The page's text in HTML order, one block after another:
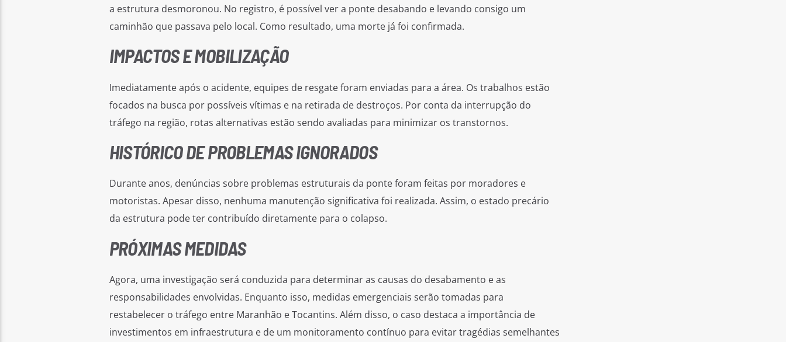
a estrutura desmoronou. No registro, é possível ver a ponte desabando e levando consigo um
caminhão que passava pelo local. Como resultado, uma morte já foi confirmada.
IMPACTOS E MOBILIZAÇÃO
Imediatamente após o acidente, equipes de resgate foram enviadas para a área. Os trabalhos estão
focados na busca por possíveis vítimas e na retirada de destroços. Por conta da interrupção do
tráfego na região, rotas alternativas estão sendo avaliadas para minimizar os transtornos.
HISTÓRICO DE PROBLEMAS IGNORADOS
Durante anos, denúncias sobre problemas estruturais da ponte foram feitas por moradores e
motoristas. Apesar disso, nenhuma manutenção significativa foi realizada. Assim, o estado precário
da estrutura pode ter contribuído diretamente para o colapso.
PRÓXIMAS MEDIDAS
Agora, uma investigação será conduzida para determinar as causas do desabamento e as
responsabilidades envolvidas. Enquanto isso, medidas emergenciais serão tomadas para
restabelecer o tráfego entre Maranhão e Tocantins. Além disso, o caso destaca a importância de
investimentos em infraestrutura e de um monitoramento contínuo para evitar tragédias semelhantes